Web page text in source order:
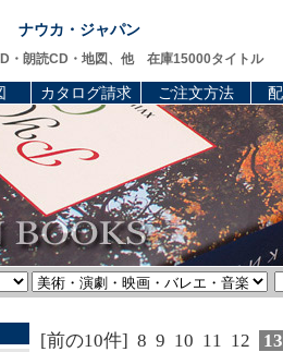
ナウカ・ジャパン
・朗読CD・地図、他 在庫15000タイトル
カタログ請求 ご注文方法
[前の10件] 8 9 10 11 12